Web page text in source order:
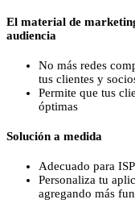
El material de
audiencia
No más redes
tus clientes y
Permite que tus
óptimas
Solución a medida
Adecuado para
Personaliza tu
agregando más